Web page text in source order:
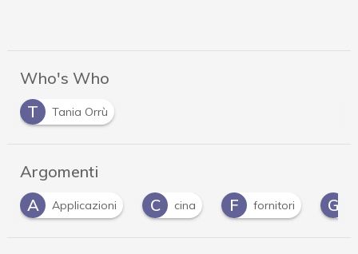
Who's Who
T
Tania Orrù
Argomenti
A
Applicazioni C cina F fornitori G